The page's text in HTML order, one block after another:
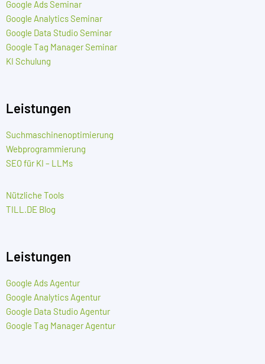
Google Ads Seminar
Google Analytics Seminar
Google Data Studio Seminar
Google Tag Manager Seminar
KI Schulung
Leistungen
Suchmaschinenoptimierung
Webprogrammierung
SEO für KI – LLMs
Nützliche Tools
TILL.DE Blog
Leistungen
Google Ads Agentur
Google Analytics Agentur
Google Data Studio Agentur
Google Tag Manager Agentur